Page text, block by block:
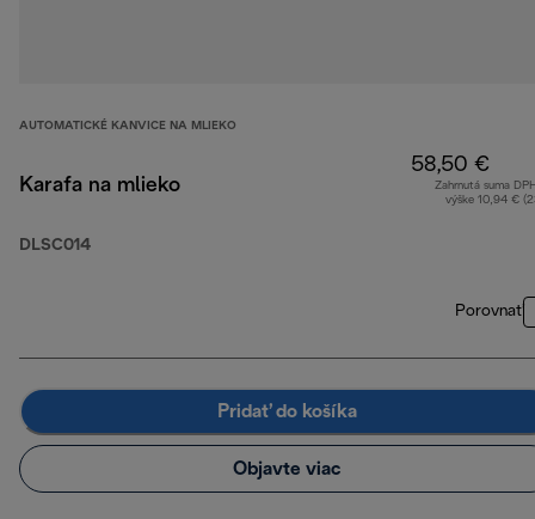
AUTOMATICKÉ KANVICE NA MLIEKO
Karafa na mlieko
DLSC014
58,50 €
Zahrnutá suma
výške 10,94 €
Porovnať
Pridať do košíka
Objavte viac